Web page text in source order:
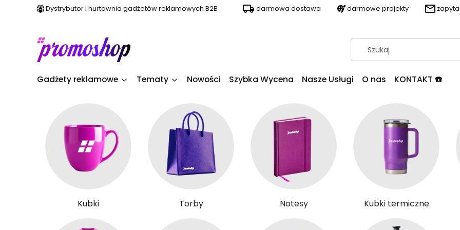
Dystrybutor i hurtownia gadżetów reklamowych B2B darmowa dostawa darmowe projekty
Gadżety reklamowe Tematy Nowości Szybka Wycena Nasze Usługi O nas KONTAKT ☎️
Kubki Torby Notesy Kubki termiczne